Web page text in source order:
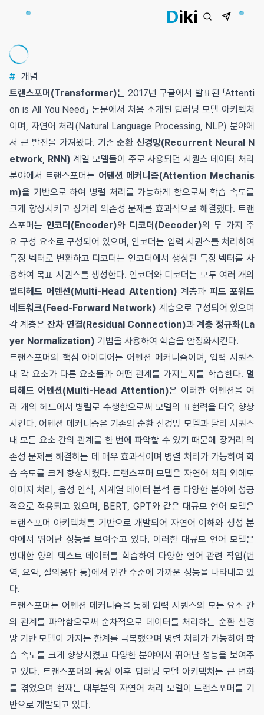
Diki
# 개념
트랜스포머(Transformer)는 2017년 구글에서 발표된 「Attenti
on is All You Need」 논문에서 처음 소개된 딥러닝 모델 아키텍처
이며, 자연어 처리(Natural Language Processing, NLP) 분야에
서 큰 발전을 가져왔다. 기존순환 신경망(Recurrent Neural N
etwork, RNN) 계열 모델들이 주로 사용되던 시퀀스 데이터 처리
분야에서 트랜스포머는 어텐션 메커니즘(Attention Mechanis
m)을 기반으로 하여 병렬 처리를 가능하게 함으로써 학습 속도를
크게 향상시키고 장거리 의존성 문제를 효과적으로 해결했다. 트랜
스포머는 인코더(Encoder)와 디코더(Decoder)의 두 가지 주
요 구성 요소로 구성되어 있으며, 인코더는 입력 시퀀스를 처리하여
특징 벡터로 변환하고 디코더는 인코더에서 생성된 특징 벡터를 사
용하여 목표 시퀀스를 생성한다. 인코더와 디코더는 모두 여러 개의
멀티헤드 어텐션(Multi-Head Attention) 계층과 피드 포워드
네트워크(Feed-Forward Network) 계층으로 구성되어 있으며
각 계층은 잔차 연결(Residual Connection)과계층 정규화(La
yer Normalization) 기법을 사용하여 학습을 안정화시킨다.
트랜스포머의 핵심 아이디어는 어텐션 메커니즘이며, 입력 시퀀스
내 각 요소가 다른 요소들과 어떤 관계를 가지는지를 학습한다. 멀
티헤드 어텐션(Multi-Head Attention)은 이러한 어텐션을 여
러 개의 헤드에서 병렬로 수행함으로써 모델의 표현력을 더욱 향상
시킨다. 어텐션 메커니즘은 기존의 순환 신경망 모델과 달리 시퀀스
내 모든 요소 간의 관계를 한 번에 파악할 수 있기 때문에 장거리 의
존성 문제를 해결하는 데 매우 효과적이며 병렬 처리가 가능하여 학
습 속도를 크게 향상시켰다. 트랜스포머 모델은 자연어 처리 외에도
이미지 처리, 음성 인식, 시계열 데이터 분석 등 다양한 분야에 성공
적으로 적용되고 있으며, BERT, GPT와 같은 대규모 언어 모델은
트랜스포머 아키텍처를 기반으로 개발되어 자연어 이해와 생성 분
야에서 뛰어난 성능을 보여주고 있다. 이러한 대규모 언어 모델은
방대한 양의 텍스트 데이터를 학습하여 다양한 언어 관련 작업(번
역, 요약, 질의응답 등)에서 인간 수준에 가까운 성능을 나타내고 있
다.
트랜스포머는 어텐션 메커니즘을 통해 입력 시퀀스의 모든 요소 간
의 관계를 파악함으로써 순차적으로 데이터를 처리하는 순환 신경
망 기반 모델이 가지는 한계를 극복했으며 병렬 처리가 가능하여 학
습 속도를 크게 향상시켰고 다양한 분야에서 뛰어난 성능을 보여주
고 있다. 트랜스포머의 등장 이후 딥러닝 모델 아키텍처는 큰 변화
를 겪었으며 현재는 대부분의 자연어 처리 모델이 트랜스포머를 기
반으로 개발되고 있다.